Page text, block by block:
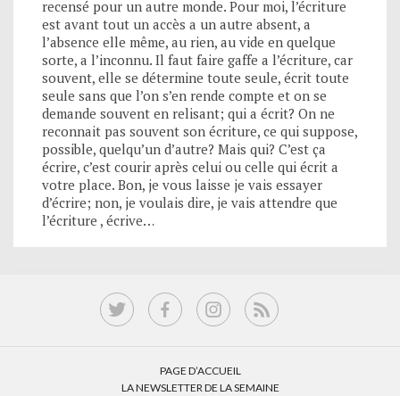
recensé pour un autre monde. Pour moi, l’écriture
est avant tout un accès a un autre absent, a
l’absence elle même, au rien, au vide en quelque
sorte, a l’inconnu. Il faut faire gaffe a l’écriture, car
souvent, elle se détermine toute seule, écrit toute
seule sans que l’on s’en rende compte et on se
demande souvent en relisant; qui a écrit? On ne
reconnait pas souvent son écriture, ce qui suppose,
possible, quelqu’un d’autre? Mais qui? C’est ça
écrire, c’est courir après celui ou celle qui écrit a
votre place. Bon, je vous laisse je vais essayer
d’écrire; non, je voulais dire, je vais attendre que
l’écriture , écrive…
PAGE D’ACCUEIL
LA NEWSLETTER DE LA SEMAINE